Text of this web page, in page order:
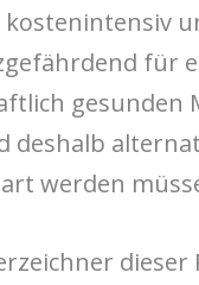
für
gesunden
deshalb
werden
dieser